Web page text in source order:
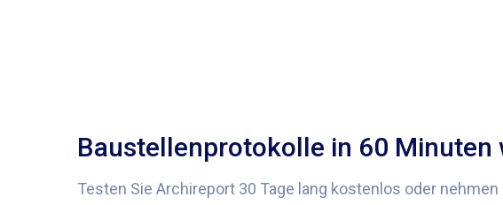
Baustellenprotokolle in 60 Minuten
Testen Sie Archireport 30 Tage lang kostenlos oder